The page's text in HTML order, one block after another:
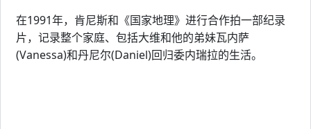
在1991年，肯尼斯和《国家地理》进行合作拍一部纪录
片，记录整个家庭、包括大维和他的弟妹瓦内萨
(Vanessa)和丹尼尔(Daniel)回归委内瑞拉的生活。